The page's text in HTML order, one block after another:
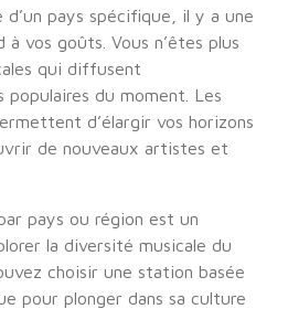
pays spécifique, il y a une
vos goûts. Vous n’êtes plus
qui diffusent
populaires du moment. Les
d’élargir vos horizons
de nouveaux artistes et
pays ou région est un
la diversité musicale du
choisir une station basée
pour plonger dans sa culture